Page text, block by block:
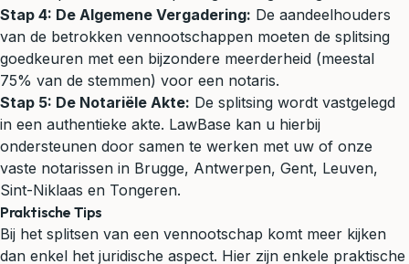
Stap 4: De Algemene Vergadering: De aandeelhouders
van de betrokken vennootschappen moeten de splitsing
goedkeuren met een bijzondere meerderheid (meestal
75% van de stemmen) voor een notaris.
Stap 5: De Notariële Akte: De splitsing wordt vastgelegd
in een authentieke akte. LawBase kan u hierbij
ondersteunen door samen te werken met uw of onze
vaste notarissen in Brugge, Antwerpen, Gent, Leuven,
Sint-Niklaas en Tongeren.
Praktische Tips
Bij het splitsen van een vennootschap komt meer kijken
dan enkel het juridische aspect. Hier zijn enkele praktische